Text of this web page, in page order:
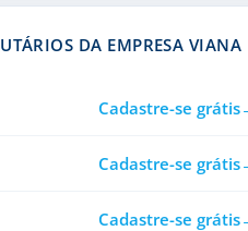
DA EMPRESA
Cadastre-se grátis
Cadastre-se grátis
Cadastre-se grátis